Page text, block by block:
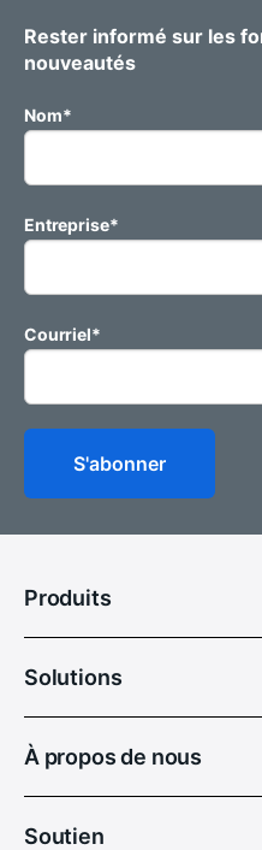
Rester informé sur les
nouveautés
Nom*
Entreprise*
Courriel*
Produits
Solutions
À propos de nous
Soutien